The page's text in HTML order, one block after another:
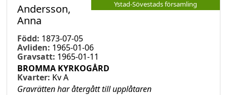
Ystad-Sövestads församling
Andersson,
Anna
Född: 1873-07-05
Avliden: 1965-01-06
Gravsatt: 1965-01-11
BROMMA KYRKOGÅRD
Kvarter: Kv A
Gravrätten har återgått till upplåtaren